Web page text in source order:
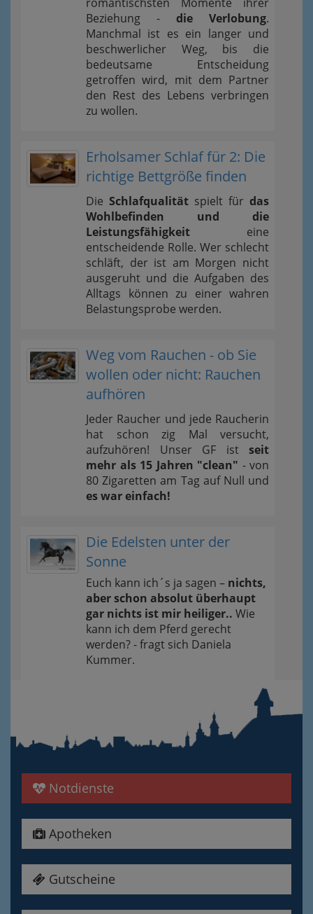
Beziehung - die Verlobung.
Manchmal ist es ein langer und
beschwerlicher Weg, bis die
bedeutsame Entscheidung
getroffen wird, mit dem Partner
den Rest des Lebens verbringen
zu wollen.
Erholsamer Schlaf für 2: Die
richtige Bettgröße finden
Die Schlafqualität spielt für das
Wohlbefinden und die
Leistungsfähigkeit eine
entscheidende Rolle. Wer schlecht
schläft, der ist am Morgen nicht
ausgeruht und die Aufgaben des
Alltags können zu einer wahren
Belastungsprobe werden.
Weg vom Rauchen - ob Sie
wollen oder nicht: Rauchen
aufhören
Jeder Raucher und jede Raucherin
hat schon zig Mal versucht,
aufzuhören! Unser GF ist seit
mehr als 15 Jahren "clean" - von
80 Zigaretten am Tag auf Null und
es war einfach!
Die Edelsten unter der
Sonne
Euch kann ich´s ja sagen – nichts,
aber schon absolut überhaupt
gar nichts ist mir heiliger.. Wie
kann ich dem Pferd gerecht
werden? - fragt sich Daniela
Kummer.
Notdienste
Apotheken
Gutscheine